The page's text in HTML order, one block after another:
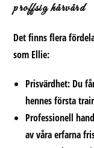
proffsig hårvård
Det finns flera
som Ellie:
Prisvärdhet: Du
hennes första
Professionell
av våra erfarna